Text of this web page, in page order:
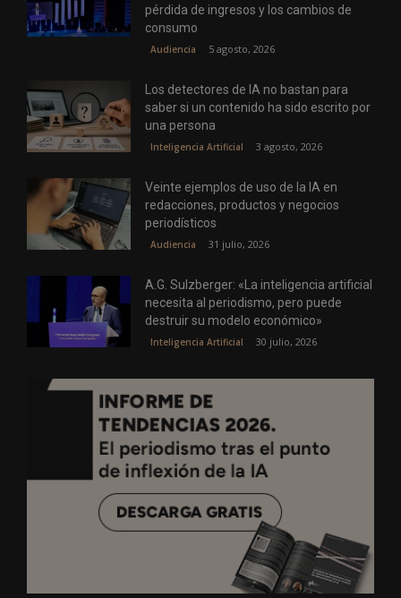
pérdida de ingresos y los cambios de
consumo
Audiencia 5 agosto, 2026
Los detectores de IA no bastan para
saber si un contenido ha sido escrito por
una persona
Inteligencia Artificial 3 agosto, 2026
Veinte ejemplos de uso de la IA en
redacciones, productos y negocios
periodísticos
Audiencia 31 julio, 2026
A.G. Sulzberger: «La inteligencia artificial
necesita al periodismo, pero puede
destruir su modelo económico»
Inteligencia Artificial 30 julio, 2026